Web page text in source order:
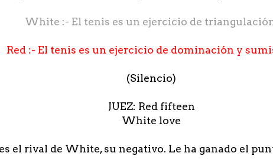
White :- El tenis es un ejercicio de
Red :- El tenis es un ejercicio de dominación y
(Silencio)
JUEZ: Red fifteen
White love
el rival de White, su negativo. Le ha ganado el